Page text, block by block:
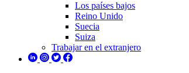
Los países bajos
Reino Unido
Suecia
Suiza
Trabajar en el extranjero